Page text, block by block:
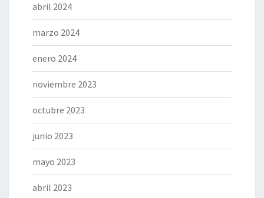
abril 2024
marzo 2024
enero 2024
noviembre 2023
octubre 2023
junio 2023
mayo 2023
abril 2023